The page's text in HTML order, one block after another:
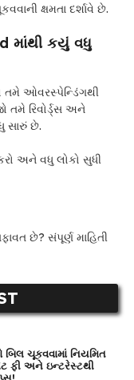
ક્ષમતા દર્શાવે છે.
માંથી કયું વધુ
તમે ઓવરસ્પેન્ડિંગથી
તમે રિવોર્ડ્સ અને
સારું છે.
અને વધુ લોકો સુધી
છે? સંપૂર્ણ માહિતી
ચૂકવવામાં નિયમિત
ફી અને ઇન્ટરેસ્ટથી